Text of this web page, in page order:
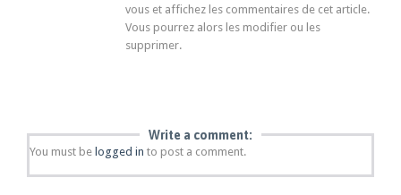
vous et affichez les commentaires de cet article.
Vous pourrez alors les modifier ou les
supprimer.
Write a comment:
You must be logged in to post a comment.